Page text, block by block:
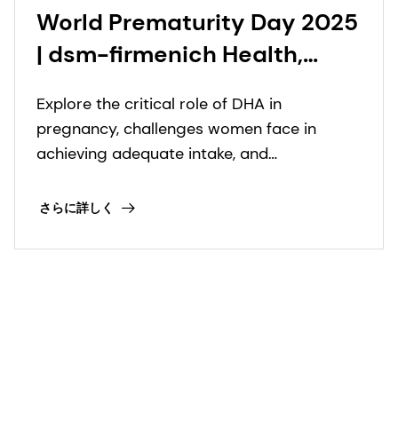
World Prematurity Day 2025
| dsm-firmenich Health,
Explore the critical role of DHA in
pregnancy, challenges women face in
achieving adequate intake, and
preterm births.
さらに詳しく